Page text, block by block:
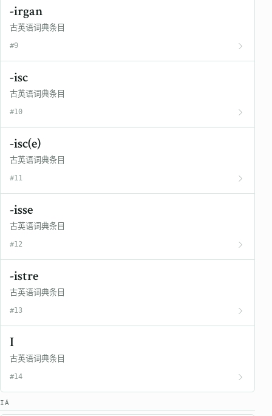
-irgan
古英语词典条目
#9
-isc
古英语词典条目
#10
-isc(e)
古英语词典条目
#11
-isse
古英语词典条目
#12
-istre
古英语词典条目
#13
I
古英语词典条目
#14
IÁ